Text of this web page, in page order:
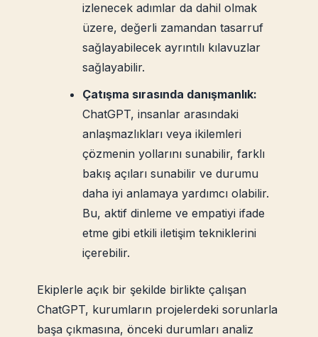
izlenecek adımlar da dahil olmak
üzere, değerli zamandan tasarruf
sağlayabilecek ayrıntılı kılavuzlar
sağlayabilir.
Çatışma sırasında danışmanlık:
ChatGPT, insanlar arasındaki
anlaşmazlıkları veya ikilemleri
çözmenin yollarını sunabilir, farklı
bakış açıları sunabilir ve durumu
daha iyi anlamaya yardımcı olabilir.
Bu, aktif dinleme ve empatiyi ifade
etme gibi etkili iletişim tekniklerini
içerebilir.
Ekiplerle açık bir şekilde birlikte çalışan
ChatGPT, kurumların projelerdeki sorunlarla
başa çıkmasına, önceki durumları analiz